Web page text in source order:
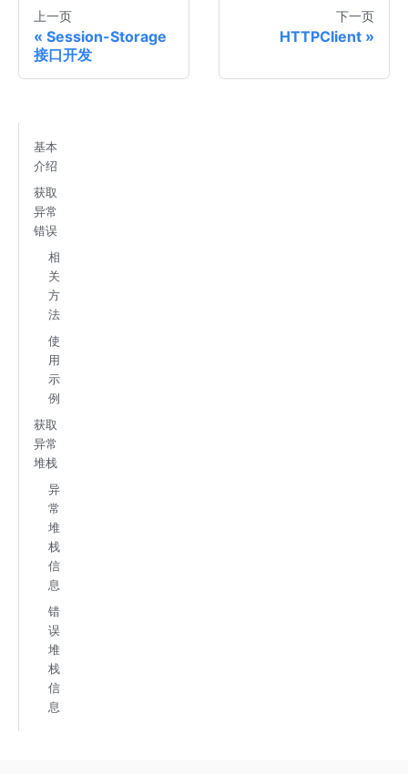
上一页
Session-Storage
接口开发
下一页
HTTPClient
基本
介绍
获取
异常
错误
相
关
方
法
使
用
示
例
获取
异常
堆栈
异
常
堆
栈
信
息
错
误
堆
栈
信
息